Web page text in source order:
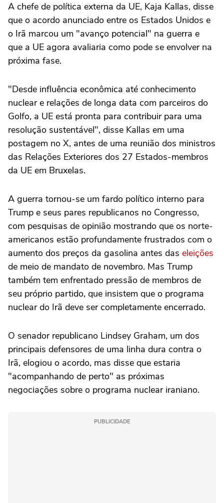
A chefe de política externa da UE, Kaja Kallas, disse
que o acordo anunciado entre os Estados Unidos e
o Irã marcou um "avanço potencial" na guerra e
que a UE agora avaliaria como pode se envolver na
próxima fase.
"Desde influência econômica até conhecimento
nuclear e relações de longa data com parceiros do
Golfo, a UE está pronta para contribuir para uma
resolução sustentável", disse Kallas em uma
postagem no X, antes de uma reunião dos ⁠ministros
das Relações Exteriores dos 27 Estados-membros
da UE em Bruxelas.
A guerra tornou-se um fardo político interno para
Trump e seus pares republicanos no Congresso,
com pesquisas de opinião mostrando que os norte-
americanos estão profundamente frustrados com o
aumento dos preços da gasolina antes das eleições
de meio de mandato de novembro. Mas Trump
também tem enfrentado pressão de membros de
seu próprio partido, que insistem que o programa
nuclear do Irã deve ser completamente encerrado.
O senador republicano Lindsey Graham, um dos
principais defensores de uma linha dura contra o
Irã, elogiou o acordo, mas disse que estaria
"acompanhando de perto" as próximas
negociações ‌sobre o programa nuclear iraniano.
PUBLICIDADE